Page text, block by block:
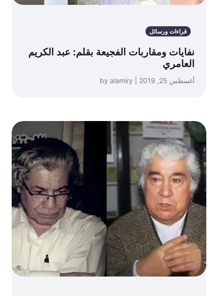
قراءات ورسائل
نفايات ومقاربات الفجيعة بقلم: عبد الكريم
العامري
أغسطس 25, 2019 | by alamiry